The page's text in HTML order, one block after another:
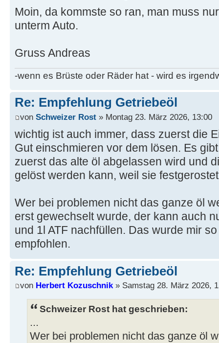
Moin, da kommste so ran, man muss
unterm Auto.
Gruss Andreas
-wenn es Brüste oder Räder hat - wird es
Re: Empfehlung Getriebeöl
von Schweizer Rost » Montag 23. März 2026, 13:00
wichtig ist auch immer, dass zuerst die
Gut einschmieren vor dem lösen. Es
zuerst das alte öl abgelassen wird und
gelöst werden kann, weil sie
Wer bei problemen nicht das ganze öl
erst gewechselt wurde, der kann auch
und 1l ATF nachfüllen. Das wurde mir
empfohlen.
Re: Empfehlung Getriebeöl
von Herbert Kozuschnik» Samstag 28. März 2026,
Schweizer Rost hat geschrieben:
...
Wer bei problemen nicht das ganze öl